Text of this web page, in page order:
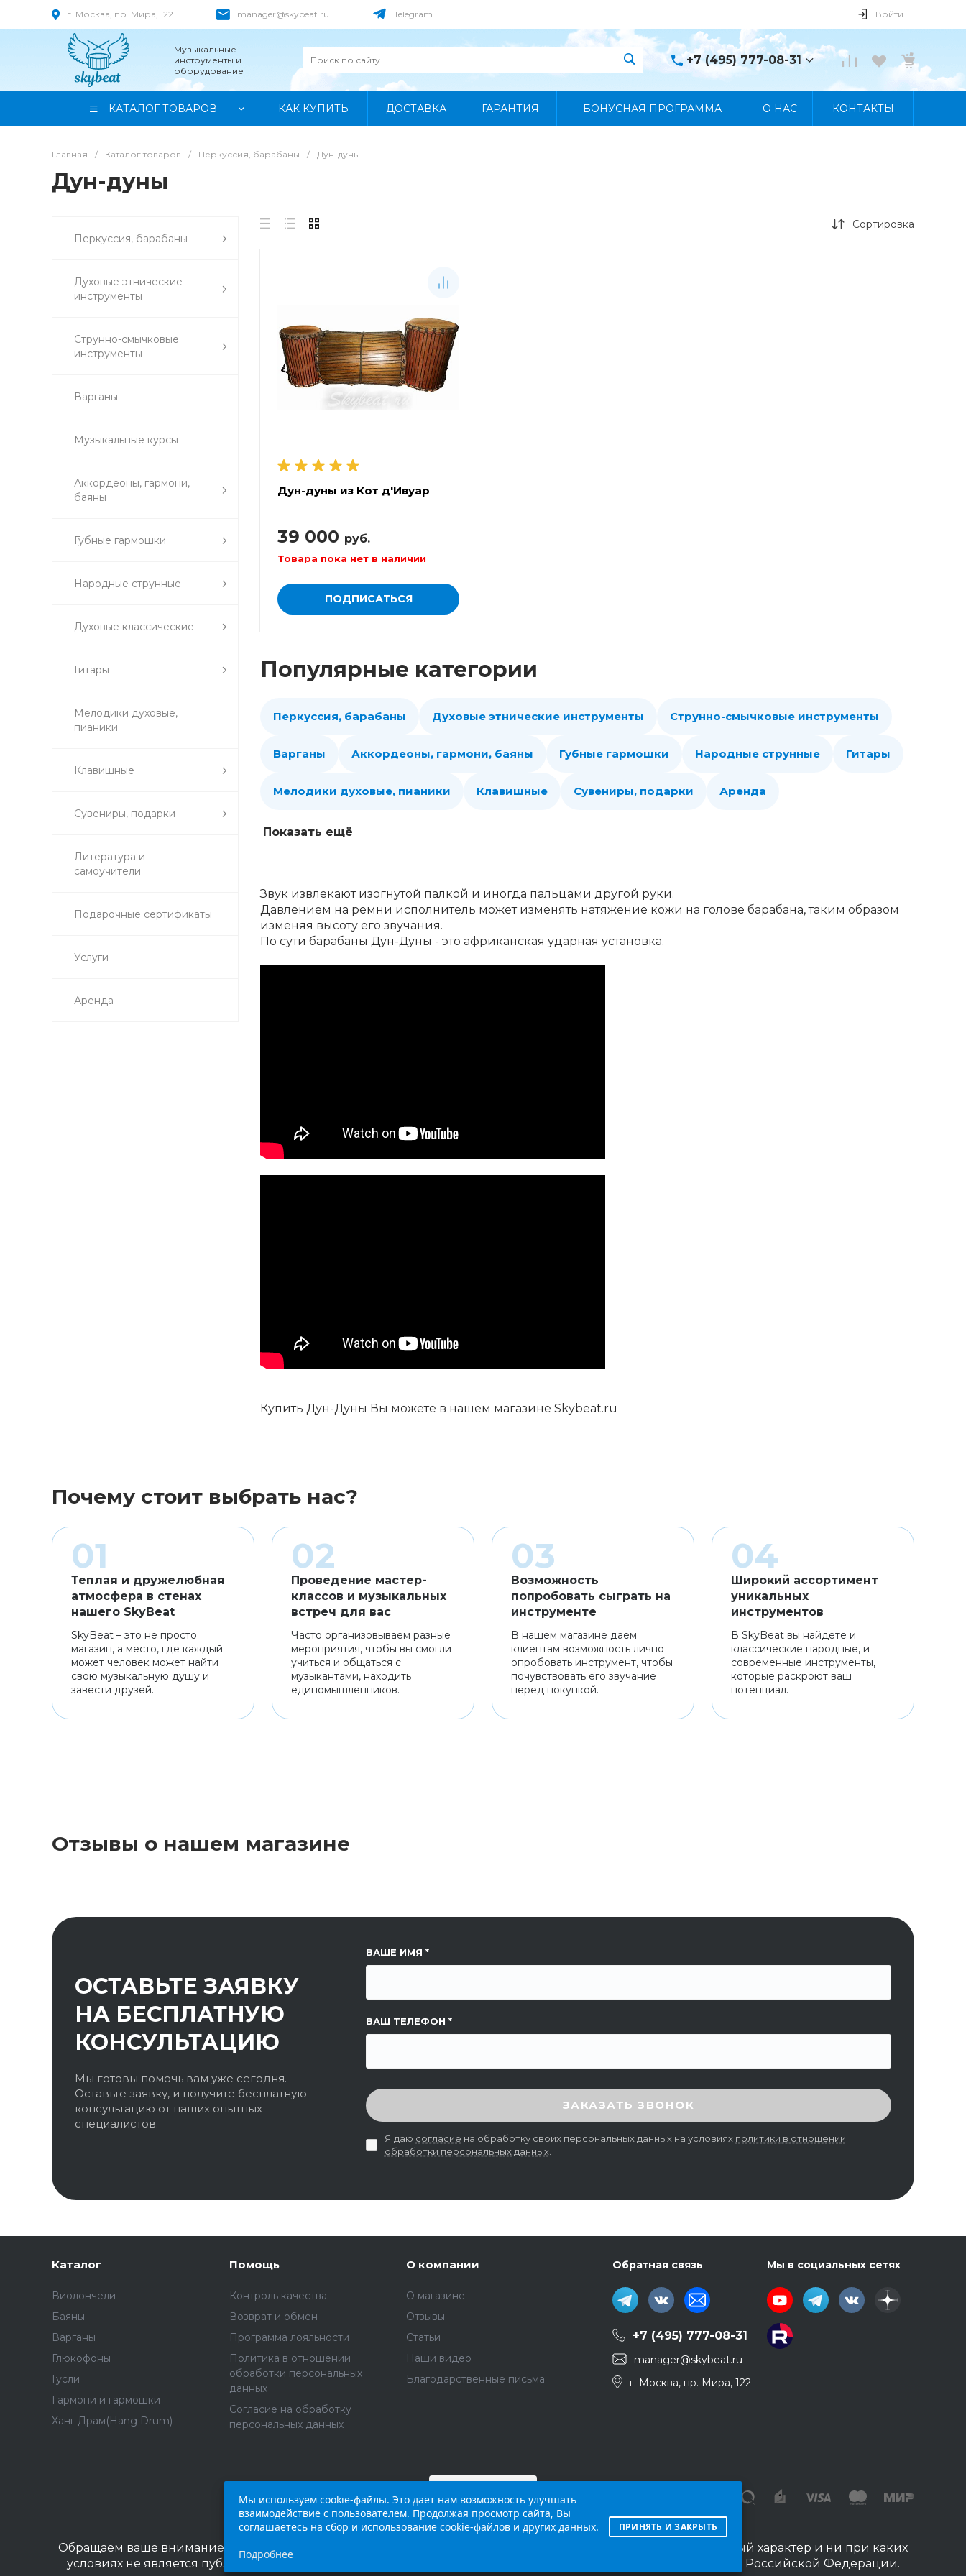
г. Москва, пр. Мира, 122 manager@skybeat.ru Telegram Войти
Музыкальные
инструменты и
оборудование
+7 (495) 777-08-31
+7 (495) 777-08-31
КАТАЛОГ ТОВАРОВ КАК КУПИТЬ ДОСТАВКА ГАРАНТИЯ БОНУСНАЯ ПРОГРАММА О НАС КОНТАКТЫ
Главная / Каталог товаров / Перкуссия, барабаны / Дун-дуны
Дун-дуны
Перкуссия, барабаны
Духовые этнические
инструменты
Струнно-смычковые
инструменты
Варганы
Музыкальные курсы
Аккордеоны, гармони,
баяны
Губные гармошки
Народные струнные
Духовые классические
Гитары
Мелодики духовые,
пианики
Клавишные
Сувениры, подарки
Литература и
самоучители
Подарочные сертификаты
Услуги
Аренда
Сортировка
Дун-дуны из Кот д'Ивуар
39 000 руб.
Товара пока нет в наличии
ПОДПИСАТЬСЯ
Популярные категории
Перкуссия, барабаны Духовые этнические инструменты Струнно-смычковые инструменты
Варганы Аккордеоны, гармони, баяны Губные гармошки Народные струнные Гитары
Мелодики духовые, пианики Клавишные Сувениры, подарки Аренда
Показать ещё
Звук извлекают изогнутой палкой и иногда пальцами другой руки.
Давлением на ремни исполнитель может изменять натяжение кожи на голове барабана, таким образом
изменяя высоту его звучания.
По сути барабаны Дун-Дуны - это африканская ударная установка.
Купить Дун-Дуны Вы можете в нашем магазине Skybeat.ru
Почему стоит выбрать нас?
Теплая и дружелюбная
атмосфера в стенах
нашего SkyBeat
SkyBeat – это не просто
магазин, а место, где каждый
может человек может найти
свою музыкальную душу и
завести друзей.
Проведение мастер-
классов и музыкальных
встреч для вас
Часто организовываем разные
мероприятия, чтобы вы смогли
учиться и общаться с
музыкантами, находить
единомышленников.
Возможность
попробовать сыграть на
инструменте
В нашем магазине даем
клиентам возможность лично
опробовать инструмент, чтобы
почувствовать его звучание
перед покупкой.
Широкий ассортимент
уникальных
инструментов
В SkyBeat вы найдете и
классические народные, и
современные инструменты,
которые раскроют ваш
потенциал.
Отзывы о нашем магазине
ОСТАВЬТЕ ЗАЯВКУ
НА БЕСПЛАТНУЮ
КОНСУЛЬТАЦИЮ
Мы готовы помочь вам уже сегодня.
Оставьте заявку, и получите бесплатную
консультацию от наших опытных
специалистов.
ВАШЕ ИМЯ
ВАШ ТЕЛЕФОН
ССЫЛКА НА СТРАНИЦУ
ВВЕДИТЕ ПРОВЕРОЧНЫЙ КОД ЗАКАЗАТЬ ЗВОНОК
Я даю согласие на обработку своих персональных данных на условиях политики в отношении
обработки персональных данных.
Каталог
Виолончели
Баяны
Варганы
Глюкофоны
Гусли
Гармони и гармошки
Ханг Драм(Hang Drum)
Помощь
Контроль качества
Возврат и обмен
Программа лояльности
Политика в отношении
обработки персональных
данных
Согласие на обработку
персональных данных
О компании
О магазине
Отзывы
Статьи
Наши видео
Благодарственные письма
Обратная связь
+7 (495) 777-08-31
manager@skybeat.ru
г. Москва, пр. Мира, 122
Мы в социальных сетях
Обращаем ваше внимание на то, что данный интернет-сайт (
) носит исключительно информационный характер и ни при каких
условиях не является публичной офертой, определяемой положениями Статьи 437 п.2 Гражданского кодекса Российской Федерации.
Мы используем cookie-файлы. Это даёт нам возможность улучшать
взаимодействие с пользователем. Продолжая просмотр сайта, Вы
соглашаетесь на сбор и использование cookie-файлов и других данных.
Подробнее
ПРИНЯТЬ И ЗАКРЫТЬ